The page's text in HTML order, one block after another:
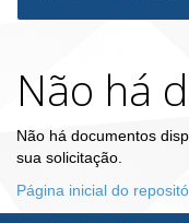
Não há
Não há documentos
sua solicitação.
Página inicial do